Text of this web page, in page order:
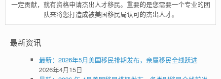
一定贡献，就有资格申请杰出人才移民。重要的是您需要一个专业的团
队来将您打造成被美国移民局认可的杰出人才。
最新资讯
最新：2026年5月美国移民排期发布，亲属移民全线跃进
2026年4月15日